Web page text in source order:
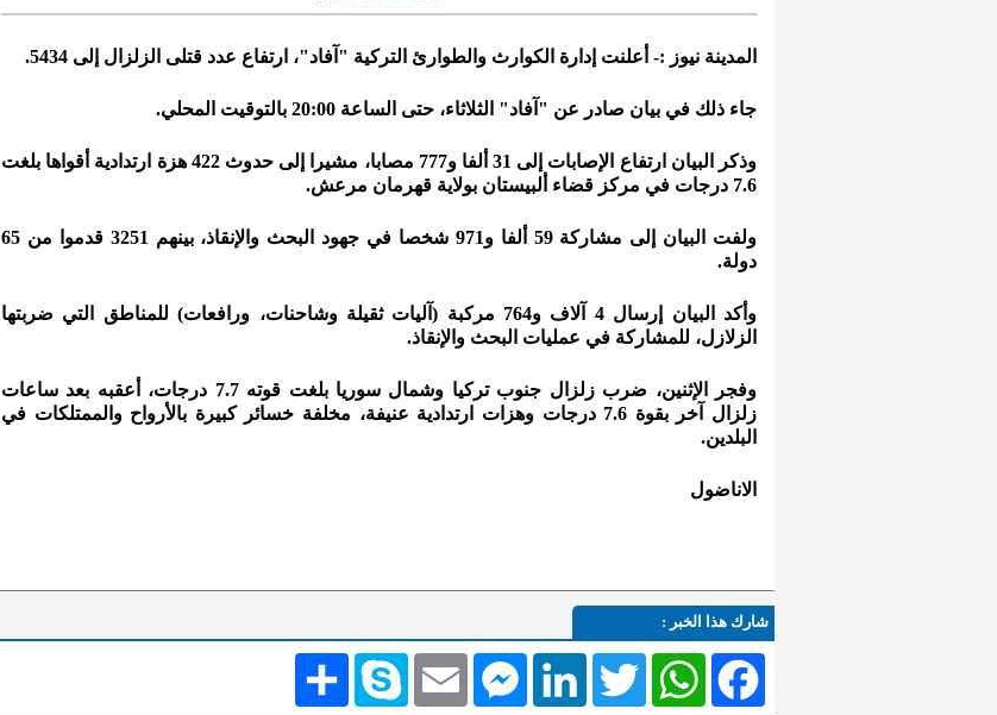
المدينة نيوز :- أعلنت إدارة الكوارث والطوارئ التركية "آفاد"، ارتفاع عدد قتلى الزلزال إلى 5434.
جاء ذلك في بيان صادر عن "آفاد" الثلاثاء، حتى الساعة 20:00 بالتوقيت المحلي.
وذكر البيان ارتفاع الإصابات إلى 31 ألفا و777 مصابا، مشيرا إلى حدوث 422 هزة ارتدادية أقواها بلغت
7.6 درجات في مركز قضاء ألبيستان بولاية قهرمان مرعش.
ولفت البيان إلى مشاركة 59 ألفا و971 شخصا في جهود البحث والإنقاذ، بينهم 3251 قدموا من 65
دولة.
وأكد البيان إرسال 4 آلاف و764 مركبة (آليات ثقيلة وشاحنات، ورافعات) للمناطق التي ضربتها
الزلازل، للمشاركة في عمليات البحث والإنقاذ.
وفجر الإثنين، ضرب زلزال جنوب تركيا وشمال سوريا بلغت قوته 7.7 درجات، أعقبه بعد ساعات
زلزال آخر بقوة 7.6 درجات وهزات ارتدادية عنيفة، مخلفة خسائر كبيرة بالأرواح والممتلكات في
البلدين.
الاناضول
شارك هذا الخبر :
انشر Skype EmailMessengerLinkedIn TwitterWhatsAppFacebook